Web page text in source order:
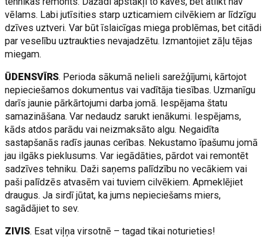
vēlams. Labi jutīsities starp uzticamiem cilvēkiem ar līdzīgu
dzīves uztveri. Var būt īslaicīgas miega problēmas, bet citādi
par veselību uztraukties nevajadzētu. Izmantojiet zāļu tējas
miegam.
ŪDENSVĪRS. Perioda sākumā nelieli sarežģījumi, kārtojot
nepieciešamos dokumentus vai vadītāja tiesības. Uzmanīgu
darīs jaunie pārkārtojumi darba jomā. Iespējama štatu
samazināšana. Var nedaudz sarukt ienākumi. Iespējams,
kāds atdos parādu vai neizmaksāto algu. Negaidīta
sastapšanās radīs jaunas cerības. Nekustamo īpašumu jomā
jau ilgāks pieklusums. Var iegādāties, pārdot vai remontēt
sadzīves tehniku. Daži saņems palīdzību no vecākiem vai
paši palīdzēs atvasēm vai tuviem cilvēkiem. Apmeklējiet
draugus. Ja sirdī jūtat, ka jums nepieciešams miers,
sagādājiet to sev.
ZIVIS. Esat viļņa virsotnē – tagad tikai noturieties!